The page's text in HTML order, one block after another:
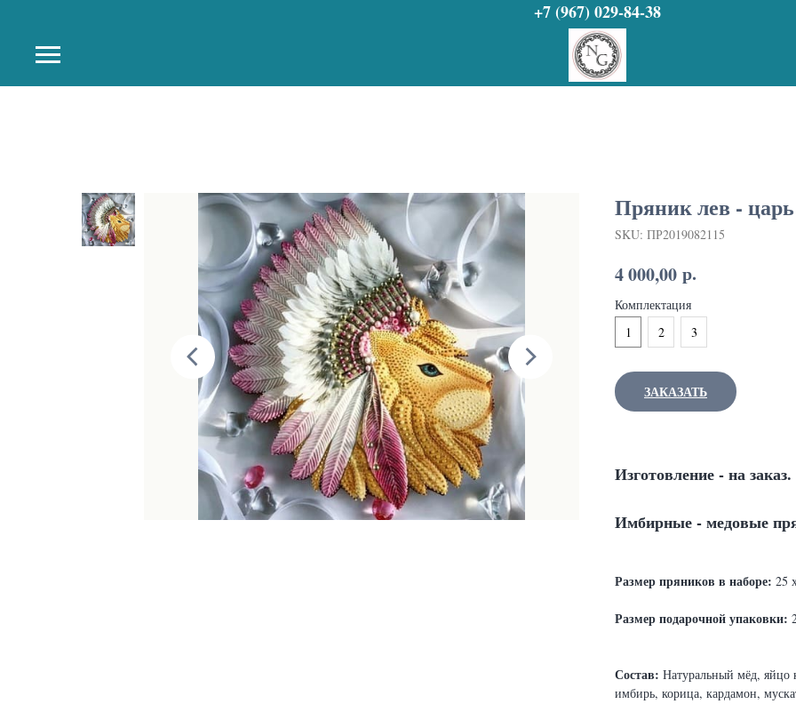
+7 (967) 029-84-38
Пряник лев - царь
SKU: ПР2019082115
4 000,00 р.
Комплектация
1
2 3
ЗАКАЗАТЬ
Изготовление - на заказ.
Имбирные - медовые
Размер пряников в наборе: 25
Размер подарочной упаковки:
Состав: Натуральный мёд, яйцо
имбирь, корица, кардамон,